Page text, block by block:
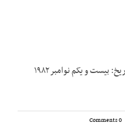
روایت کننده: آقای داریوش همایون تاریخ: بیست و یکم نوامبر ۱۹۸۲
0 Comments